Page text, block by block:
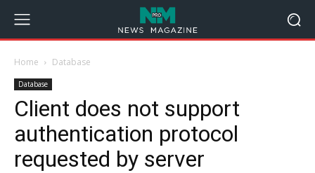
Home Database
Database
Client does not support
authentication protocol
requested by server